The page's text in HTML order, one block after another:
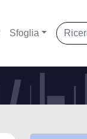
Sfoglia